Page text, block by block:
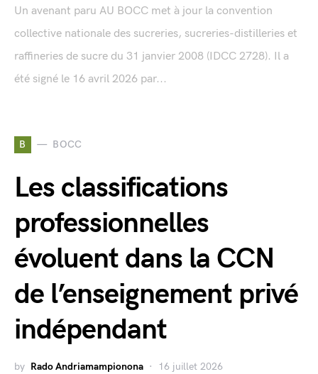
Un avenant paru AU BOCC met à jour la convention
collective nationale des sucreries, sucreries-distilleries et
raffineries de sucre du 31 janvier 2008 (IDCC 2728). Il a
été signé le 16 avril 2026 par...
B BOCC
Les classifications
professionnelles
évoluent dans la CCN
de l’enseignement privé
indépendant
by Rado Andriamampionona 16 juillet 2026